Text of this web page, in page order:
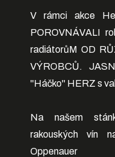
V rámci akce
POROVNÁVALI
radiátorůM OD
VÝROBCŮ.
"Háčko" HERZ s
Na našem
rakouských vín
Oppenauer